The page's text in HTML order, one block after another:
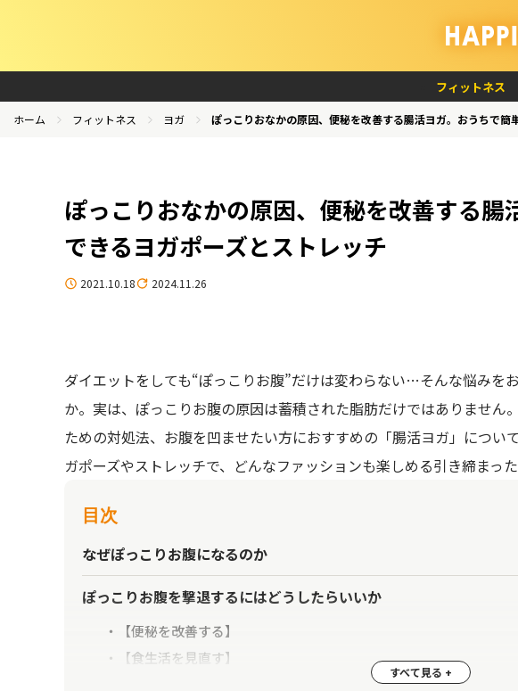
フィットネス
ホーム フィットネス ヨガ ぽっこりおなかの原因、便秘を改善する腸活ヨガ。おうちで簡
ぽっこりおなかの原因、便秘を改善する腸
できるヨガポーズとストレッチ
2021.10.18 2024.11.26
ダイエットをしても“ぽっこりお腹”だけは変わらない…そんな悩みを
か。実は、ぽっこりお腹の原因は蓄積された脂肪だけではありません
ための対処法、お腹を凹ませたい方におすすめの「腸活ヨガ」につい
ガポーズやストレッチで、どんなファッションも楽しめる引き締まっ
目次
なぜぽっこりお腹になるのか
ぽっこりお腹を撃退するにはどうしたらいいか
【便秘を改善する】
【食生活を見直す】